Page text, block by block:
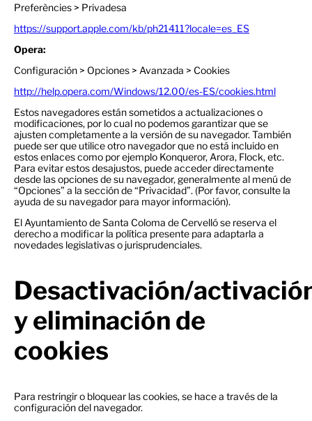
Preferències > Privadesa
https://support.apple.com/kb/ph21411?locale=es_ES
Opera:
Configuración > Opciones > Avanzada > Cookies
http://help.opera.com/Windows/12.00/es-ES/cookies.html
Estos navegadores están sometidos a actualizaciones o
modificaciones, por lo cual no podemos garantizar que se
ajusten completamente a la versión de su navegador. También
puede ser que utilice otro navegador que no está incluido en
estos enlaces como por ejemplo Konqueror, Arora, Flock, etc.
Para evitar estos desajustos, puede acceder directamente
desde las opciones de su navegador, generalmente al menú de
“Opciones” a la sección de “Privacidad”. (Por favor, consulte la
ayuda de su navegador para mayor información).
El Ayuntamiento de Santa Coloma de Cervelló se reserva el
derecho a modificar la política presente para adaptarla a
novedades legislativas o jurisprudenciales.
Desactivación/
y eliminación de
cookies
Para restringir o bloquear las cookies, se hace a través de la
configuración del navegador.